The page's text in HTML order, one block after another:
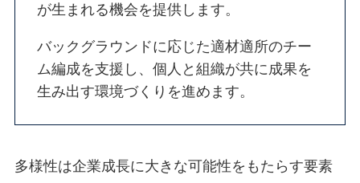
が生まれる機会を提供します。
バックグラウンドに応じた適材適所のチー
ム編成を支援し、個人と組織が共に成果を
生み出す環境づくりを進めます。
多様性は企業成長に大きな可能性をもたらす要素